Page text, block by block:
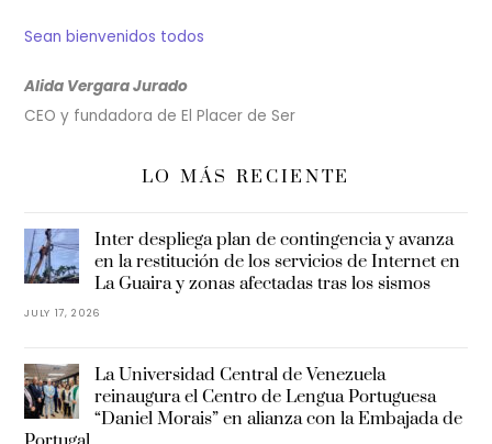
Sean bienvenidos todos
Alida Vergara Jurado
CEO y fundadora de El Placer de Ser
LO MÁS RECIENTE
Inter despliega plan de contingencia y avanza
en la restitución de los servicios de Internet en
La Guaira y zonas afectadas tras los sismos
JULY 17, 2026
La Universidad Central de Venezuela
reinaugura el Centro de Lengua Portuguesa
“Daniel Morais” en alianza con la Embajada de